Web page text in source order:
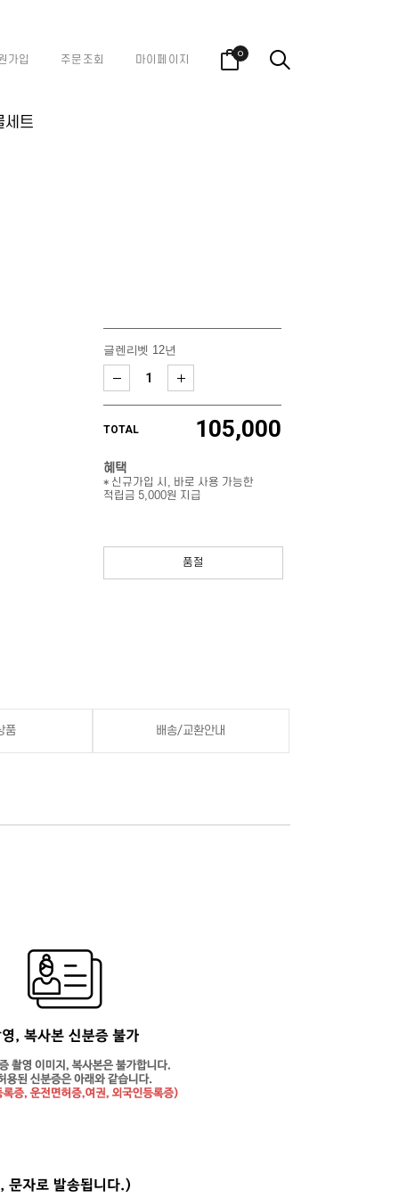
세트
가입 주문조회 마이페이지 0
글렌리벳 12년
TOTAL 105,000
혜택
* 신규가입 시, 바로 사용 가능한
적립금 5,000원 지급
품절
품 배송/교환안내